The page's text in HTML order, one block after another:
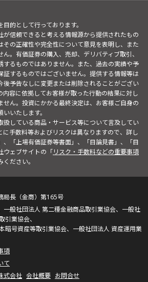
的として行っております。
が信頼できると考える情報源から提供されたもの
その正確性や完全性について意見を表明し、また
。有価証券の購入、売却、デリバティブ取引、
するものではありません。また、過去の実績や予
証するものではございません。提供する情報等は
後予告なしに変更または削除されることがござい
内容に依拠してお客様が取った行動の結果に対し
せん。投資にかかる最終決定は、お客様ご自身の
いたします。
扱している商品・サービス等について言及してい
に手数料等およびリスクは異なりますので、詳し
、「上場有価証券等書面」、「目論見書」、「目
ウェブサイトの「リスク・手数料などの重要事項
ださい。
長（金商）第165号
一般社団法人 第二種金融商品取引業協会、一般社
引業協会、
暗号資産等取引業協会、一般社団法人 資産運用業
項
て
式会社 会社概要 お問合せ